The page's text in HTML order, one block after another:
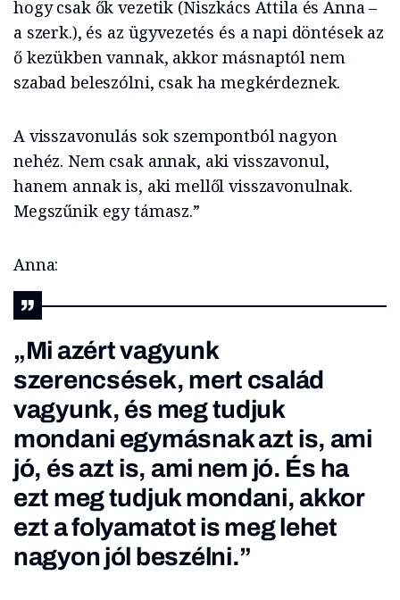
hogy csak ők vezetik (Niszkács Attila és Anna –
a szerk.), és az ügyvezetés és a napi döntések az
ő kezükben vannak, akkor másnaptól nem
szabad beleszólni, csak ha megkérdeznek.
A visszavonulás sok szempontból nagyon
nehéz. Nem csak annak, aki visszavonul,
hanem annak is, aki mellől visszavonulnak.
Megszűnik egy támasz.”
Anna:
„Mi azért vagyunk
szerencsések, mert család
vagyunk, és meg tudjuk
mondani egymásnak azt is, ami
jó, és azt is, ami nem jó. És ha
ezt meg tudjuk mondani, akkor
ezt a folyamatot is meg lehet
nagyon jól beszélni.”